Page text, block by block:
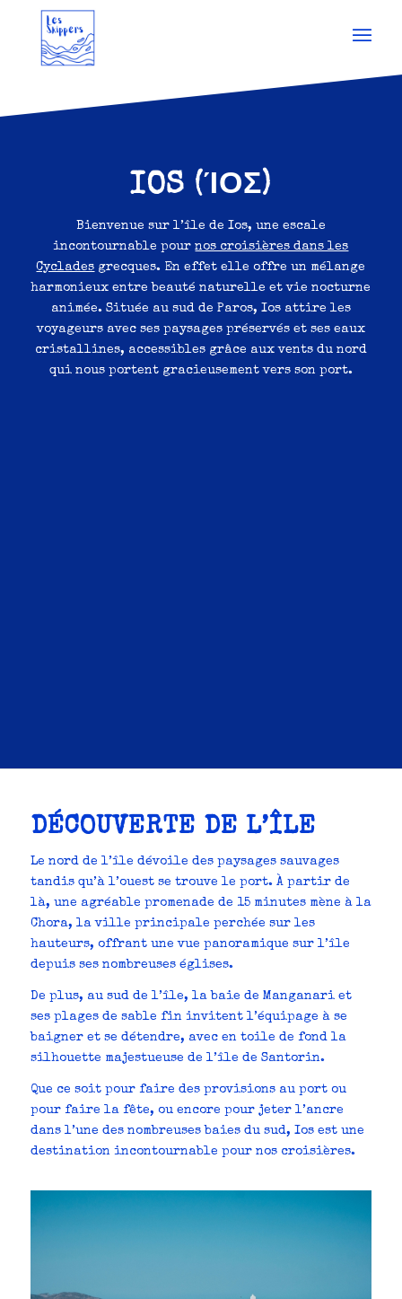
IOS (ΊΟΣ)
Bienvenue sur l’île de Ios, une escale
incontournable pournos croisières dans les
Cyclades grecques. En effet elle offre un mélange
harmonieux entre beauté naturelle et vie nocturne
animée. Située au sud de Paros, Ios attire les
voyageurs avec ses paysages préservés et ses eaux
cristallines, accessibles grâce aux vents du nord
qui nous portent gracieusement vers son port.
DÉCOUVERTE DE L’ÎLE
Le nord de l’île dévoile des paysages sauvages
tandis qu’à l’ouest se trouve le port. À partir de
là, une agréable promenade de 15 minutes mène à la
Chora, la ville principale perchée sur les
hauteurs, offrant une vue panoramique sur l’île
depuis ses nombreuses églises.
De plus, au sud de l’île, la baie de Manganari et
ses plages de sable fin invitent l’équipage à se
baigner et se détendre, avec en toile de fond la
silhouette majestueuse de l’île de Santorin.
Que ce soit pour faire des provisions au port ou
pour faire la fête, ou encore pour jeter l’ancre
dans l’une des nombreuses baies du sud, Ios est une
destination incontournable pour nos croisières.